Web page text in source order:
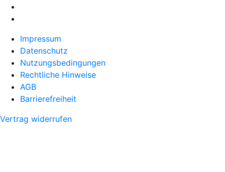
Impressum
Datenschutz
Nutzungsbedingungen
Rechtliche Hinweise
AGB
Barrierefreiheit
Vertrag widerrufen